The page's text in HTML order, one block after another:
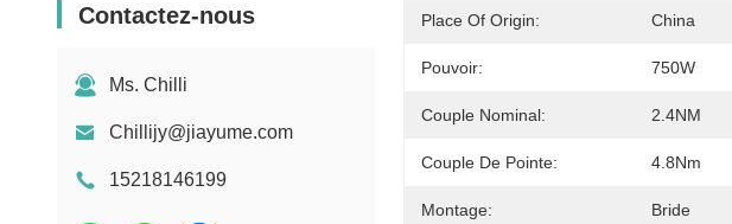
Contrôleur de porte de tournevis
Contactez-nous
Ms. Chilli
Chillijy@jiayume.com
15218146199
Place Of Origin: China
Pouvoir: 750W
Couple Nominal: 2.4NM
Couple De Pointe: 4.8Nm
Montage: Bride